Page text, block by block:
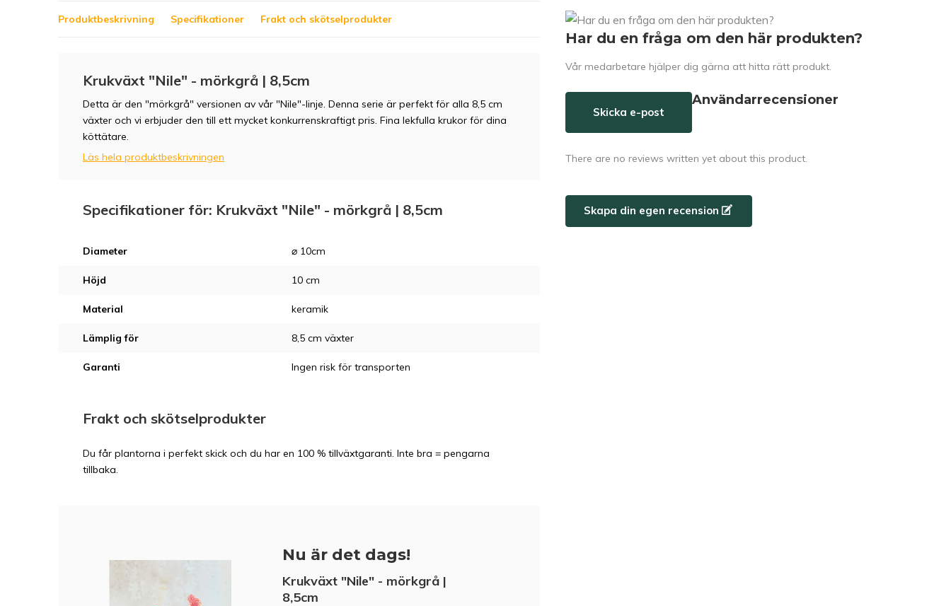
Produktbeskrivning Specifikationer Frakt och skötselprodukter
Krukväxt "Nile" - mörkgrå | 8,5cm
Detta är den "mörkgrå" versionen av vår "Nile"-linje. Denna serie är perfekt för alla 8,5 cm
växter och vi erbjuder den till ett mycket konkurrenskraftigt pris. Fina lekfulla krukor för dina
köttätare.
Läs hela produktbeskrivningen
Specifikationer för: Krukväxt "Nile" - mörkgrå | 8,5cm
Diameter ⌀ 10cm
Höjd 10 cm
Material keramik
Lämplig för 8,5 cm växter
Garanti Ingen risk för transporten
Frakt och skötselprodukter
Du får plantorna i perfekt skick och du har en 100 % tillväxtgaranti. Inte bra = pengarna
tillbaka.
Nu är det dags!
Krukväxt "Nile" - mörkgrå |
8,5cm
Har du en fråga om den här produkten?
Vår medarbetare hjälper dig gärna att hitta rätt produkt.
Skicka e-post
Användarrecensioner
There are no reviews written yet about this product.
Skapa din egen recension